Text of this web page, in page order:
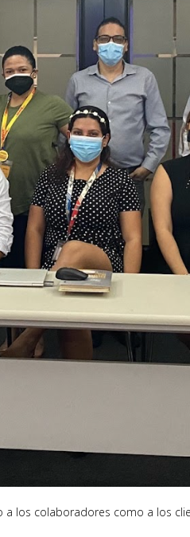
a los colaboradores como a los